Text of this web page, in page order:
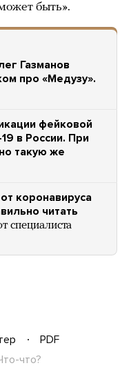
быть».
Газманов
про «Медузу».
фейковой
в России. При
такую же
коронавируса
читать
специалиста
PDF
что?